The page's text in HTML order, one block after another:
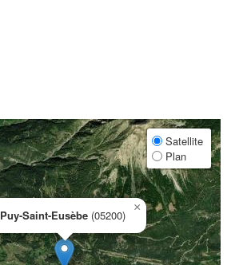
Puy-Saint-Eusèbe (05200)
×
Satellite
Plan